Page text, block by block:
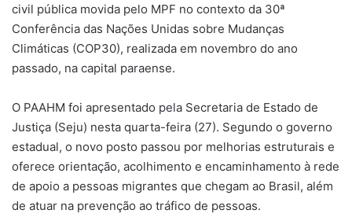
civil pública movida pelo MPF no contexto da 30ª
Conferência das Nações Unidas sobre Mudanças
Climáticas (COP30), realizada em novembro do ano
passado, na capital paraense.
O PAAHM foi apresentado pela Secretaria de Estado de
Justiça (Seju) nesta quarta-feira (27). Segundo o governo
estadual, o novo posto passou por melhorias estruturais e
oferece orientação, acolhimento e encaminhamento à rede
de apoio a pessoas migrantes que chegam ao Brasil, além
de atuar na prevenção ao tráfico de pessoas.